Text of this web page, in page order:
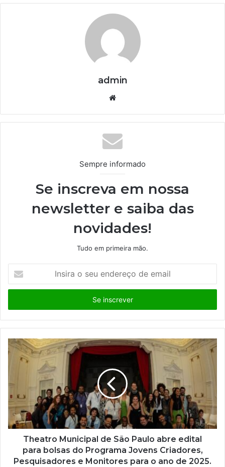
admin
te
Sempre informado
Se inscreva em nossa
newsletter e saiba das
novidades!
Tudo em primeira mão.
s
r
a
e
n
d
e
e
Theatro Municipal de São Paulo abre edital
para bolsas do Programa Jovens Criadores,
Pesquisadores e Monitores para o ano de 2025.